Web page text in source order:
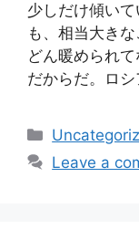
少しだけ傾い
も、相当大き
どん暖められ
だからだ。ロシ
Categories
Leave a